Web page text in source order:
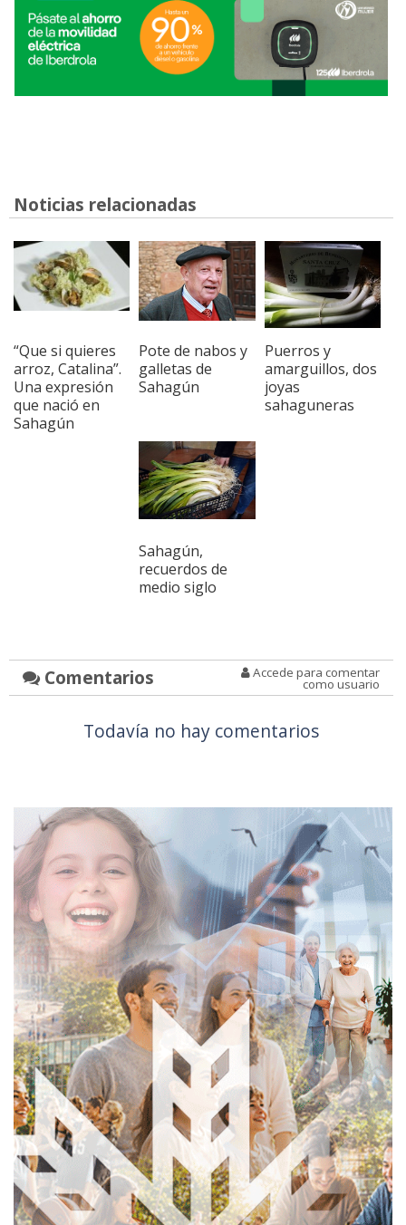
Noticias relacionadas
“Que si quieres
arroz, Catalina”.
Una expresión
que nació en
Sahagún
Pote de nabos y
galletas de
Sahagún
Puerros y
amarguillos, dos
joyas
sahaguneras
Sahagún,
recuerdos de
medio siglo
Comentarios Accede para comentar
como usuario
Todavía no hay comentarios